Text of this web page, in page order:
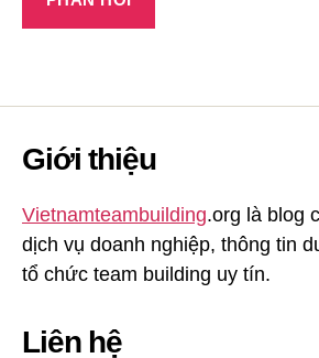
Giới thiệu
Vietnamteambuilding.org là blog
dịch vụ doanh nghiệp, thông tin
tổ chức team building uy tín.
Liên hệ